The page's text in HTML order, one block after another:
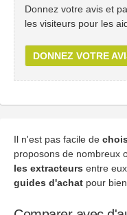
Donnez votre avis et
les visiteurs pour les
DONNEZ VOTRE
Il n'est pas facile de
proposons de nombreux
les extracteurs entre
guides d'achat pour